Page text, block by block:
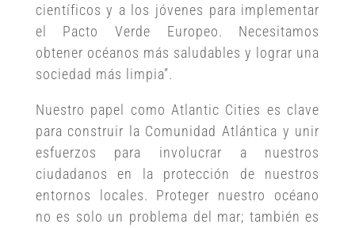
científicos y a los jóvenes para implementar
el Pacto Verde Europeo. Necesitamos
obtener océanos más saludables y lograr una
sociedad más limpia”.
Nuestro papel como Atlantic Cities es clave
para construir la Comunidad Atlántica y unir
esfuerzos para involucrar a nuestros
ciudadanos en la protección de nuestros
entornos locales. Proteger nuestro océano
no es solo un problema del mar; también es